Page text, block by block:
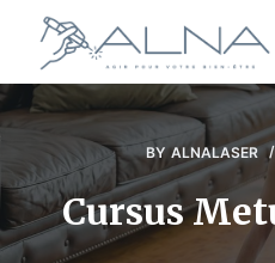
s
s
r
a
u
BY ALNALASER
Cursus